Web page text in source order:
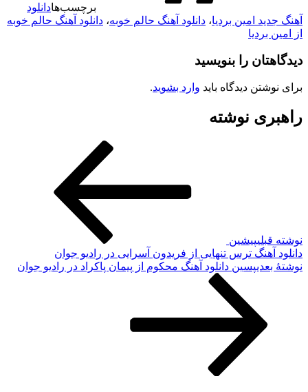
برچسب‌هادانلود
آهنگ جدید امین بردیا، دانلود آهنگ حالم خوبه، دانلود آهنگ حالم خوبه
از امین بردیا
دیدگاهتان را بنویسید
برای نوشتن دیدگاه باید وارد بشوید.
راهبری نوشته
نوشته قبلیپیشین
دانلود آهنگ ترس تنهایی از فریدون آسرایی در رادیو جوان
نوشته‌ٔ بعدیپسین دانلود آهنگ محکوم از پیمان پاکراد در رادیو جوان